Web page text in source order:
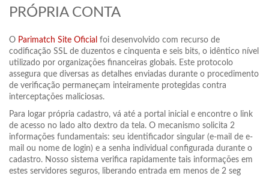
PRÓPRIA CONTA
O Parimatch Site Oficial foi desenvolvido com recurso de
codificação SSL de duzentos e cinquenta e seis bits, o idêntico nível
utilizado por organizações financeiras globais. Este protocolo
assegura que diversas as detalhes enviadas durante o procedimento
de verificação permaneçam inteiramente protegidas contra
interceptações maliciosas.
Para logar própria cadastro, vá até a portal inicial e encontre o link
de acesso no lado alto dextro da tela. O mecanismo solicita 2
informações fundamentais: seu identificador singular (e-mail de e-
mail ou nome de login) e a senha individual configurada durante o
cadastro. Nosso sistema verifica rapidamente tais informações em
estes servidores seguros, liberando entrada em menos de 2 seg